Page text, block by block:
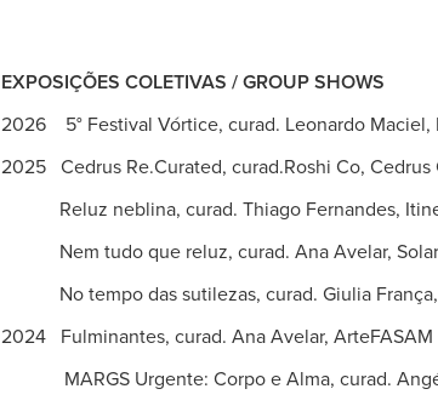
EXPOSIÇÕES COLETIVAS / GROUP SHOWS
2026 5° Festival Vórtice, curad. Leonardo Maciel,
2025 Cedrus Re.Curated, curad.Roshi Co, Cedrus
Reluz neblina, curad. Thiago Fernandes,
Nem tudo que reluz, curad. Ana Avelar, Solar
No tempo das sutilezas, curad. Giulia França,
2024 Fulminantes, curad. Ana Avelar, ArteFASAM
MARGS Urgente: Corpo e Alma, curad.